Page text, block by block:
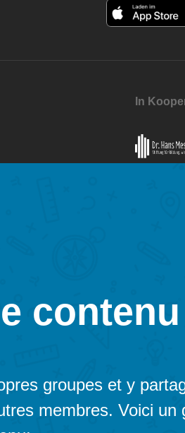
In
contenu
groupes et y
membres. Voici un